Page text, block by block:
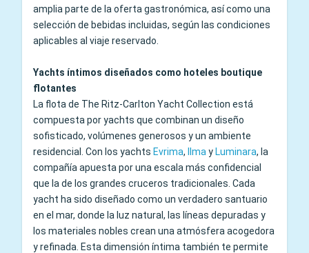
amplia parte de la oferta gastronómica, así como una
selección de bebidas incluidas, según las condiciones
aplicables al viaje reservado.
Yachts íntimos diseñados como hoteles boutique
flotantes
La flota de The Ritz-Carlton Yacht Collection está
compuesta por yachts que combinan un diseño
sofisticado, volúmenes generosos y un ambiente
residencial. Con los yachts Evrima, Ilma y Luminara, la
compañía apuesta por una escala más confidencial
que la de los grandes cruceros tradicionales. Cada
yacht ha sido diseñado como un verdadero santuario
en el mar, donde la luz natural, las líneas depuradas y
los materiales nobles crean una atmósfera acogedora
y refinada. Esta dimensión íntima también te permite